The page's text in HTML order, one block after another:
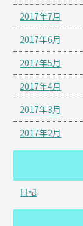
2017年7月
2017年6月
2017年5月
2017年4月
2017年3月
2017年2月
日記